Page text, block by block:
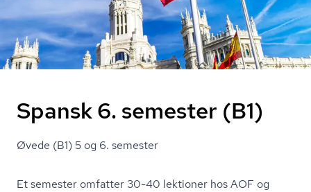
Spansk 6. semester (B1)
Øvede (B1) 5 og 6. semester
Et semester omfatter 30-40 lektioner hos AOF og